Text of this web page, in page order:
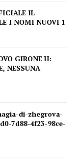
IL
I NOMI NUOVI 1
GIRONE H:
NESSUNA
di-zhegrova-
7d88-4f23-98ce-